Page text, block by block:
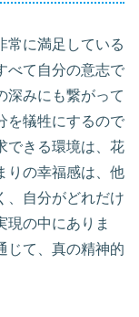
常に満足している
べて自分の意志で
深みにも繋がって
を犠牲にするので
できる環境は、花
りの幸福感は、他
、自分がどれだけ
現の中にありま
じて、真の精神的